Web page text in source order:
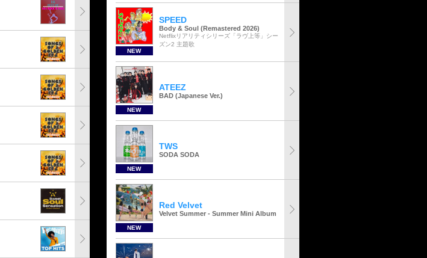
NEW
SPEED
Body & Soul (Remastered 2026)
Netflixリアリティシリーズ「ラヴ上等」シー
ズン2 主題歌
NEW
ATEEZ
BAD (Japanese Ver.)
NEW
TWS
SODA SODA
NEW
Red Velvet
Velvet Summer - Summer Mini Album